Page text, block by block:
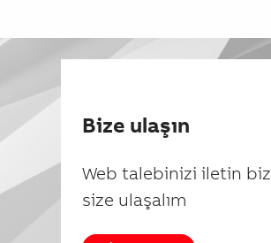
Bize ulaşın
Web talebinizi iletin biz
size ulaşalım